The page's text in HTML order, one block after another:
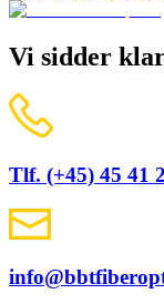
Vi sidder
Tlf. (+45) 45 41